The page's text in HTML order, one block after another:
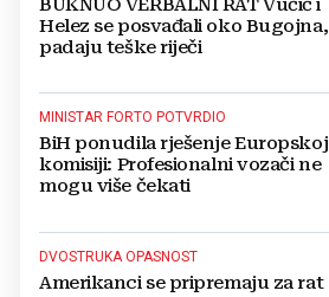
BUKNUO VERBALNI RAT Vučić i
Helez se posvađali oko Bugojna,
padaju teške riječi
MINISTAR FORTO POTVRDIO
BiH ponudila rješenje Europskoj
komisiji: Profesionalni vozači ne
mogu više čekati
DVOSTRUKA OPASNOST
Amerikanci se pripremaju za rat